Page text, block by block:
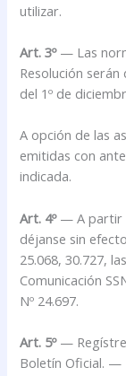
utilizar.
Art. 3º — Las
Resolución
del 1º de
A opción de las
emitidas con
indicada.
Art. 4º — A partir
déjanse sin
25.068, 30.727,
Comunicación
Nº 24.697.
Art. 5º —
Boletín Oficial. —